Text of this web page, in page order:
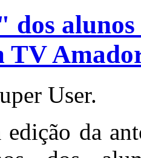
dos
TV
User.
edição da